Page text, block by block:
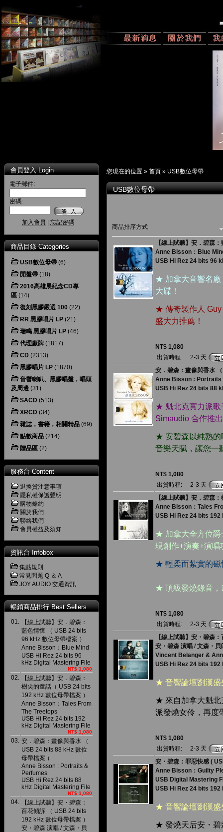
會員登入 Login
電子郵件:
密碼:
加入會員 忘記密碼
商品目錄 Categories
USB數位母帶 (6)
開盤帶 (18)
2016高雄展紀念CD專
區 (14)
復刻黑膠嚴選 100 (22)
RR 黑膠唱片 LP (21)
瑞鳴 黑膠唱片 LP (46)
代理廠牌 (1817)
CD (2313)
黑膠唱片 LP (1870)
音響喇叭、黑膠唱盤，唱頭
及周邊 (31)
SACD (513)
XRCD (34)
雜誌，書籍，相關精品 (69)
點數商品 (214)
贈品區 (2)
服務台 Content
退換貨注意事項
隱私權保護聲明
購物條約
關於我們
聯絡我們
會員權益及須知
資訊台 Infobox
集點規則
常見問題 Q ＆ A
JOY AUDIO 交通資訊
暢銷商品排行 Best Sellers
01.
【線上試聽】安．碧森：
藍色情懷 （ USB 24 bits
96 kHz 數位母帶檔案 ）
Anne Bisson：Blue Mind
USB Hi Rez 24 bits 96
kHz Digital Mastering File
NT$ 1,080
02.
【線上試聽】安．碧森：
樹尖的童話（ USB 24 bits
192 kHz 數位母帶檔案 ）
Anne Bisson：Tales From
The Treetops
USB Hi Rez 24 bits 192
kHz Digital Mastering File
NT$ 1,080
03. 安．碧森：畫像與香水 （
USB 24 bits 88 kHz 數位
母帶檔案 ）
Anne Bisson : Portraits &
Perfumes
USB Hi Rez 24 bits 88
kHz Digital Mastering File
NT$ 1,080
04.
【線上試聽】安・碧森：
百花傾訴 （ USB 24 bits
192 kHz 數位母帶檔案 ）
安・碧森 演唱 / 文森・貝
您現在的位置 » 首頁 » USB數位母帶
USB數位母帶
商品排序方式
【線上試聽】安．碧森
Anne Bisson：Blue
USB Hi Rez 24 bits 96
★ 加拿大音響名廠
大碟！
★ 傳奇製作人 Guy
盛大力推薦！
NT$ 1,080
出貨時程:
2-3 天
安．碧森：畫像與香水
Anne Bisson : Portraits
USB Hi Rez 24 bits 88
★ 魁北克實力派歌
Simaudio 合作推
★ 安碧森以純熟的
音樂天賦，讓您一
NT$ 1,080
出貨時程:
2-3 天
【線上試聽】安．碧森
Anne Bisson：Tales
USB Hi Rez 24 bits
★ 加拿大全方位爵
現創作+演奏+演
★ 輕柔而紮實的磁
★ 頂級發燒錄音，
NT$ 1,080
出貨時程:
2-3 天
【線上試聽】安・碧森
安・碧森 演唱 / 文森・貝
Vincent Belanger &
USB Hi Rez 24 bits
★ 音響論壇劉漢盛
★ 來自加拿大魁北
派發燒女伶，再度
NT$ 1,080
出貨時程:
2-3 天
安・碧森：罪惡快感 (
Anne Bisson：Guilty
USB Digital Mastering
USB Hi Rez 24 bits
★ 音響論壇劉漢盛
★ 發燒天后安・碧